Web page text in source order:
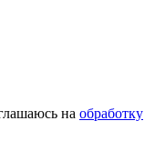
на обработку